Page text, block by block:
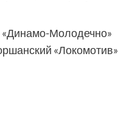
«Динамо-Молодечно»
«Локомотив»